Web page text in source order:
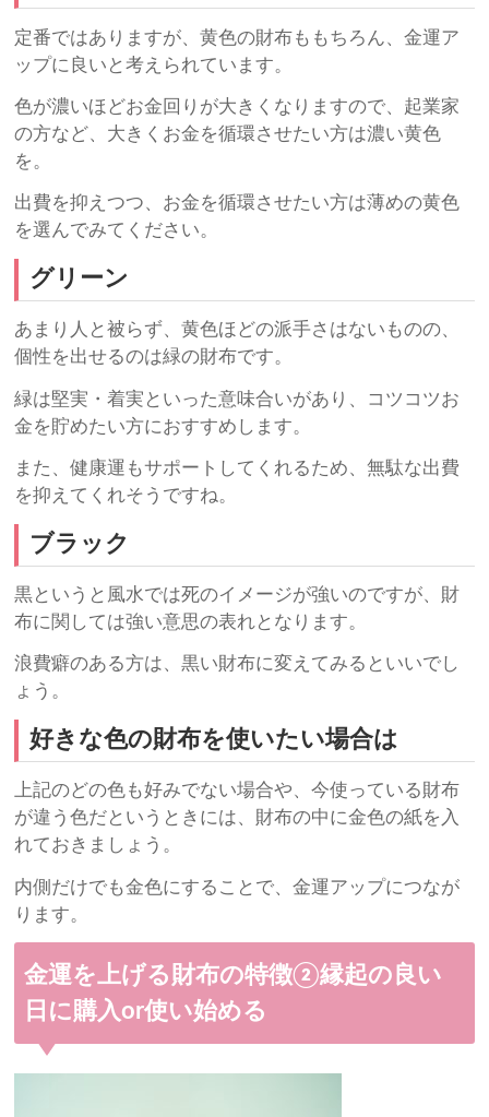
定番ではありますが、黄色の財布ももちろん、金運ア
ップに良いと考えられています。
色が濃いほどお金回りが大きくなりますので、起業家
の方など、大きくお金を循環させたい方は濃い黄色
を。
出費を抑えつつ、お金を循環させたい方は薄めの黄色
を選んでみてください。
グリーン
あまり人と被らず、黄色ほどの派手さはないものの、
個性を出せるのは緑の財布です。
緑は堅実・着実といった意味合いがあり、コツコツお
金を貯めたい方におすすめします。
また、健康運もサポートしてくれるため、無駄な出費
を抑えてくれそうですね。
ブラック
黒というと風水では死のイメージが強いのですが、財
布に関しては強い意思の表れとなります。
浪費癖のある方は、黒い財布に変えてみるといいでし
ょう。
好きな色の財布を使いたい場合は
上記のどの色も好みでない場合や、今使っている財布
が違う色だというときには、財布の中に金色の紙を入
れておきましょう。
内側だけでも金色にすることで、金運アップにつなが
ります。
金運を上げる財布の特徴②縁起の良い
日に購入or使い始める